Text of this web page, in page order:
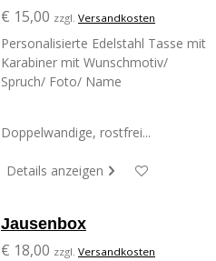
€ 15,00 zzgl. Versandkosten
Personalisierte Edelstahl Tasse mit
Karabiner mit Wunschmotiv/
Spruch/ Foto/ Name
Doppelwandige, rostfrei...
Details anzeigen
Jausenbox
€ 18,00 zzgl. Versandkosten